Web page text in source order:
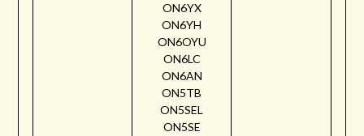
ON6YX
ON6YH
ON6OYU
ON6LC
ON6AN
ON5TB
ON5SEL
ON5SE